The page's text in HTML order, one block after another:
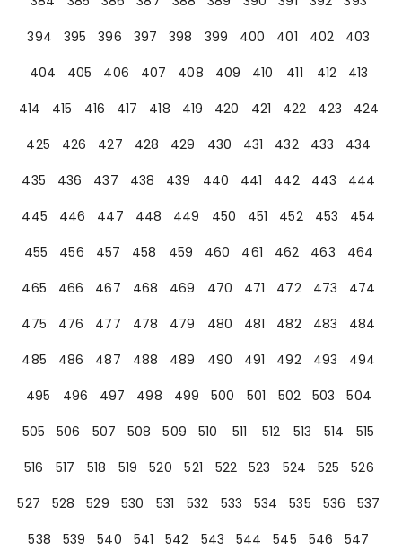
394
395 396 397 398 399 400 401 402
403
404
405 406 407 408 409 410 411 412
413
414
415 416 417 418 419 420 421 422 423
424
425
426 427 428 429 430 431 432 433
434
435
436 437 438 439 440 441 442 443
444
445
446 447 448 449 450 451 452 453
454
455
456 457 458 459 460 461 462 463
464
465
466 467 468 469 470 471 472 473
474
475
476 477 478 479 480 481 482 483
484
485
486 487 488 489 490 491 492 493
494
495
496 497 498 499 500 501 502 503
504
505
506 507 508 509 510 511 512 513 514
515
516
517 518 519 520 521 522 523 524 525
526
527
528 529 530 531 532 533 534 535 536
537
538
539 540 541 542 543 544 545 546
547